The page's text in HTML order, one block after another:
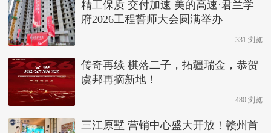
精工保质 交付加速 美的高速·君兰学
府2026工程誓师大会圆满举办
331 浏览
传奇再续 棋落二子，拓疆瑞金，恭贺
虞邦再摘新地！
480 浏览
三江原墅 营销中心盛大开放！赣州首